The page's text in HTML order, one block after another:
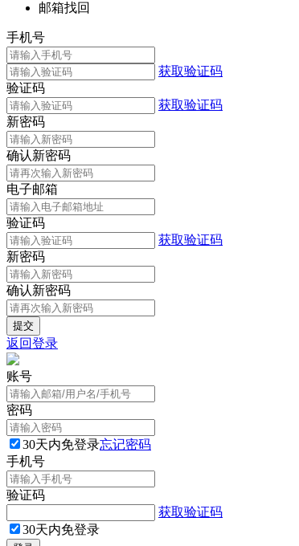
邮箱找回
手机号
获取验证码
验证码
获取验证码
新密码
确认新密码
电子邮箱
验证码
获取验证码
新密码
确认新密码
返回登录
账号
密码
30天内免登录忘记密码
手机号
验证码
获取验证码
30天内免登录